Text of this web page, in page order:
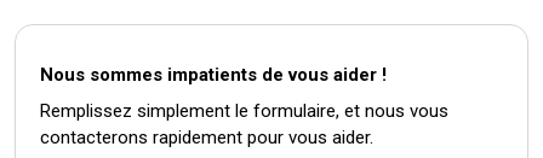
Nous sommes impatients de vous aider !
Remplissez simplement le formulaire, et nous vous
contacterons rapidement pour vous aider.